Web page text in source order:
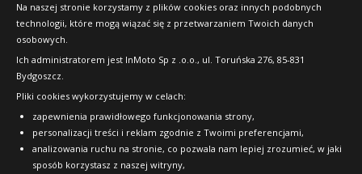
Na naszej stronie korzystamy z plików cookies oraz innych podobnych
technologii, które mogą wiązać się z przetwarzaniem Twoich danych
osobowych.
Ich administratorem jest InMoto Sp z .o.o., ul. Toruńska 276, 85-831
Bydgoszcz.
Pliki cookies wykorzystujemy w celach:
zapewnienia prawidłowego funkcjonowania strony,
personalizacji treści i reklam zgodnie z Twoimi preferencjami,
analizowania ruchu na stronie, co pozwala nam lepiej zrozumieć, w jaki
sposób korzystasz z naszej witryny,
Artykuły
Mapa witryny
STREFA KLIENTA
Odstąpienie od umowy